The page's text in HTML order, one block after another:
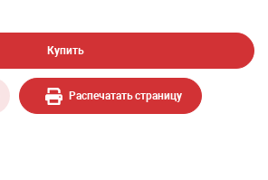
Купить
Распечатать страницу